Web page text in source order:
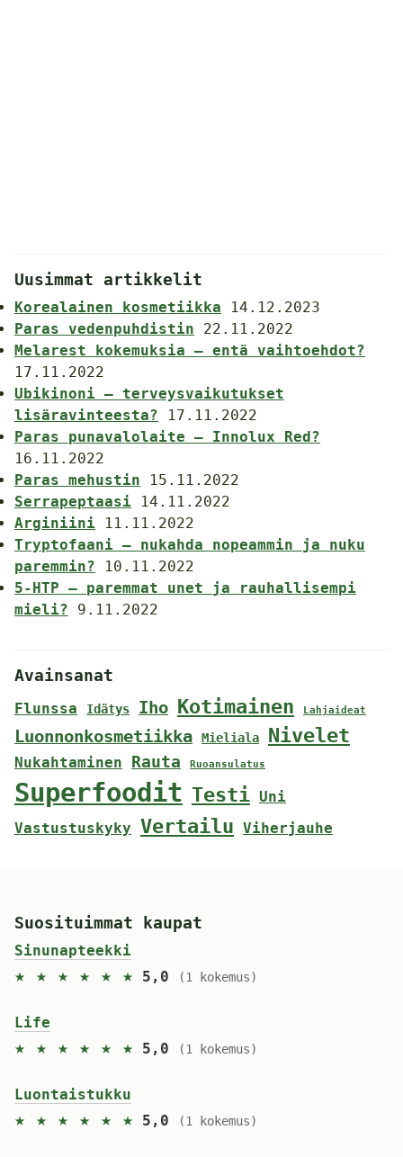
Uusimmat artikkelit
Korealainen kosmetiikka
14.12.2023
Paras vedenpuhdistin
22.11.2022
Melarest kokemuksia – entä vaihtoehdot?
17.11.2022
Ubikinoni – terveysvaikutukset
lisäravinteesta?
17.11.2022
Paras punavalolaite – Innolux Red?
16.11.2022
Paras mehustin
15.11.2022
Serrapeptaasi
14.11.2022
Arginiini
11.11.2022
Tryptofaani – nukahda nopeammin ja nuku
paremmin?
10.11.2022
5-HTP – paremmat unet ja rauhallisempi
mieli?
9.11.2022
Avainsanat
Flunssa Idätys Iho Kotimainen Lahjaideat
Luonnonkosmetiikka Mieliala Nivelet
Nukahtaminen Rauta Ruoansulatus
Superfoodit Testi Uni
Vastustuskyky Vertailu Viherjauhe
Suosituimmat kaupat
Sinunapteekki
★ ★ ★ ★ ★ ★ 5,0 (1 kokemus)
Life
★ ★ ★ ★ ★ ★ 5,0 (1 kokemus)
Luontaistukku
★ ★ ★ ★ ★ ★ 5,0 (1 kokemus)